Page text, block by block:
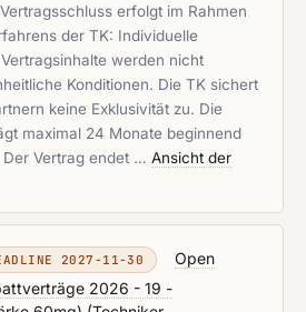
erfolgt im Rahmen
der TK: Individuelle
werden nicht
Konditionen. Die TK sichert
keine Exklusivität zu. Die
maximal 24 Monate beginnend
Vertrag endet … Ansicht der
2027-11-30
Open
2026 - 19 -